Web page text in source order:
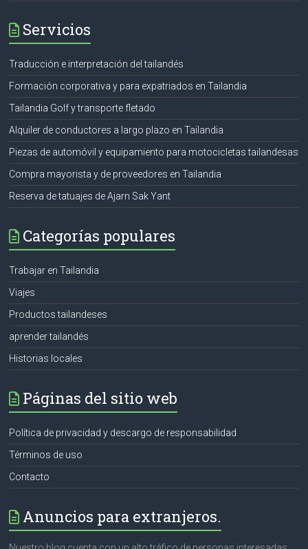
Servicios
Traducción e interpretación del tailandés
Formación corporativa y para expatriados en Tailandia
Tailandia Golf y transporte fletado
Alquiler de conductores a largo plazo en Tailandia
Piezas de automóvil y equipamiento para motocicletas tailandesas
Compra mayorista y de proveedores en Tailandia
Reserva de tatuajes de Ajarn Sak Yant
Categorías populares
Trabajar en Tailandia
Viajes
Productos tailandeses
aprender tailandés
Historias locales
Páginas del sitio web
Política de privacidad y descargo de responsabilidad
Términos de uso
Contacto
Anuncios para extranjeros.